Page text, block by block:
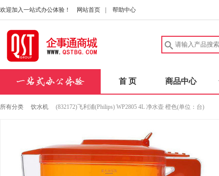
欢迎加入一站式办公体验！ 网站首页 帮助中心
首 页 商品中心
所有分类 饮水机 (832172)飞利浦(Philips) WP2805 4L 净水壶 橙色(单位：台)